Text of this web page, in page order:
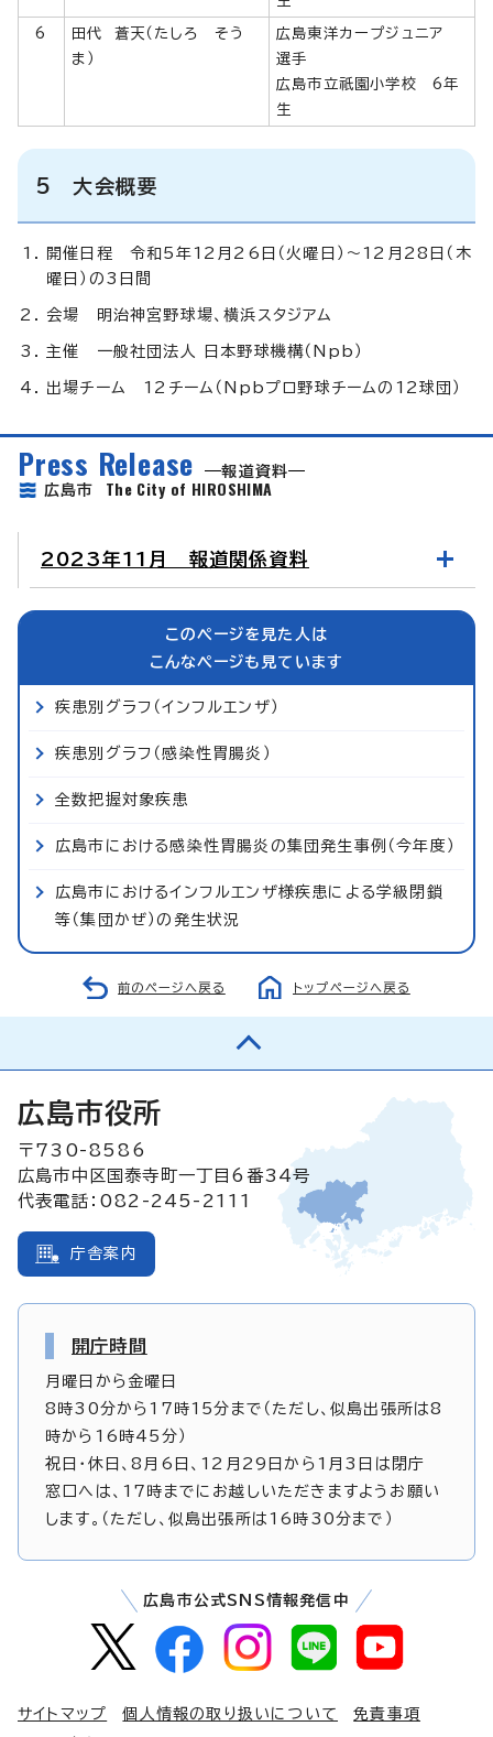
6
田代 蒼天（たしろ そう
ま）
広島東洋カープジュニア
選手
広島市立祇園小学校 6年
生
5 大会概要
開催日程 令和5年12月26日（火曜日）～12月28日（木
曜日）の3日間
会場 明治神宮野球場、横浜スタジアム
主催 一般社団法人 日本野球機構（Npb）
出場チーム 12チーム（Npbプロ野球チームの12球団）
Press Release
報道資料
広島市 The City of HIROSHIMA
2023年11月 報道関係資料
このページを見た人は
こんなページも見ています
疾患別グラフ（インフルエンザ）
疾患別グラフ（感染性胃腸炎）
全数把握対象疾患
広島市における感染性胃腸炎の集団発生事例（今年度）
広島市におけるインフルエンザ様疾患による学級閉鎖
等（集団かぜ）の発生状況
前のページへ戻る トップページへ戻る
広島市役所
〒730-8586
広島市中区国泰寺町一丁目6番34号
代表電話：082-245-2111
庁舎案内
開庁時間
月曜日から金曜日
8時30分から17時15分まで（ただし、似島出張所は8
時から16時45分）
祝日・休日、8月6日、12月29日から1月3日は閉庁
窓口へは、17時までにお越しいただきますようお願い
します。（ただし、似島出張所は16時30分まで）
広島市公式SNS情報発信中
サイトマップ 個人情報の取り扱いについて
免責事項